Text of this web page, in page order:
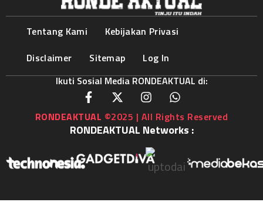
Tentang Kami
Kebijakan Privasi
Disclaimer
Sitemap
Log In
Ikuti Sosial Media RONDEAKTUAL di:
RONDEAKTUAL ©2025 | All Rights Reserved
RONDEAKTUAL Networks :